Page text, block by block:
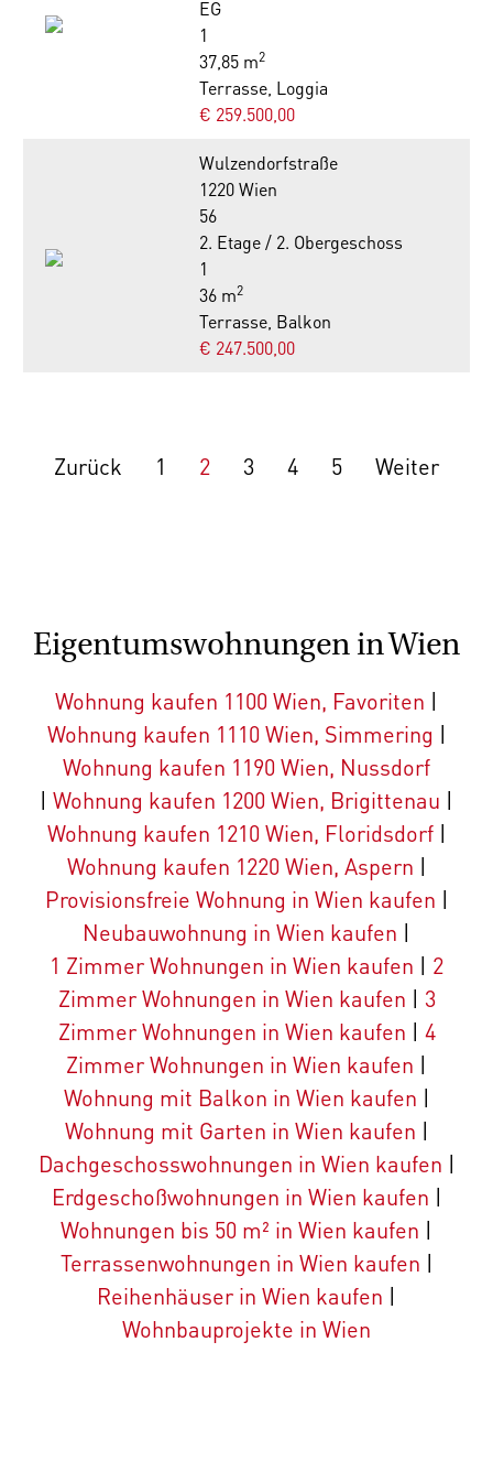
EG
1
37,85 m2
Terrasse, Loggia
€ 259.500,00
Wulzendorfstraße
1220 Wien
56
2. Etage / 2. Obergeschoss
1
36 m2
Terrasse, Balkon
€ 247.500,00
Zurück 1 2 3 4 5 Weiter
Eigentumswohnungen in Wien
Wohnung kaufen 1100 Wien, Favoriten |
Wohnung kaufen 1110 Wien, Simmering |
Wohnung kaufen 1190 Wien, Nussdorf
| Wohnung kaufen 1200 Wien, Brigittenau |
Wohnung kaufen 1210 Wien, Floridsdorf|
Wohnung kaufen 1220 Wien, Aspern |
Provisionsfreie Wohnung in Wien kaufen |
Neubauwohnung in Wien kaufen |
1 Zimmer Wohnungen in Wien kaufen | 2
Zimmer Wohnungen in Wien kaufen | 3
Zimmer Wohnungen in Wien kaufen | 4
Zimmer Wohnungen in Wien kaufen |
Wohnung mit Balkon in Wien kaufen |
Wohnung mit Garten in Wien kaufen |
Dachgeschosswohnungen in Wien kaufen |
Erdgeschoßwohnungen in Wien kaufen |
Wohnungen bis 50 m² in Wien kaufen |
Terrassenwohnungen in Wien kaufen |
Reihenhäuser in Wien kaufen |
Wohnbauprojekte in Wien